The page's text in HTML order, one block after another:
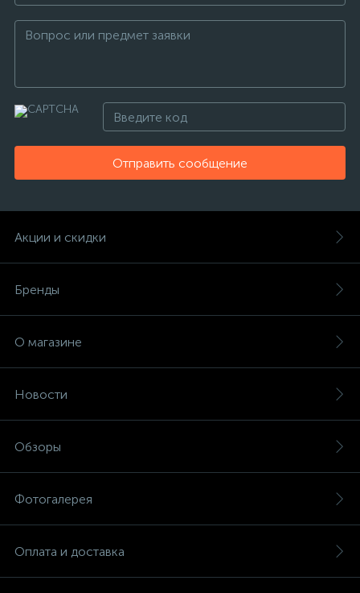
Отправить сообщение
Акции и скидки
Бренды
О магазине
Новости
Обзоры
Фотогалерея
Оплата и доставка